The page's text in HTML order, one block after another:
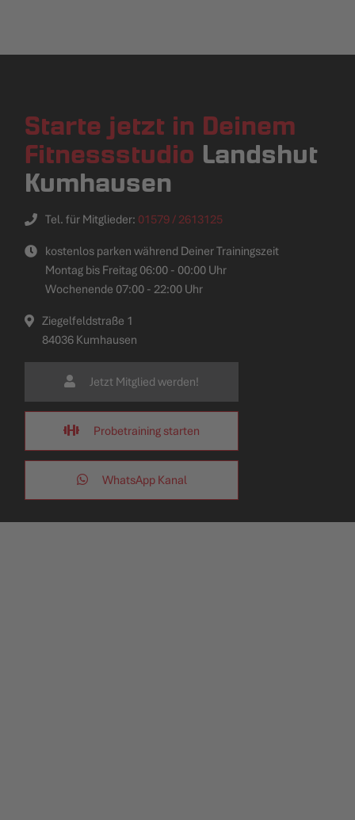
Starte jetzt in Deinem
Fitnessstudio Landshut
Kumhausen
Tel. für Mitglieder: 01579 / 2613125
kostenlos parken während Deiner Trainingszeit
Montag bis Freitag 06:00 - 00:00 Uhr
Wochenende 07:00 - 22:00 Uhr
Ziegelfeldstraße 1
84036 Kumhausen
Jetzt Mitglied werden!
Probetraining starten
WhatsApp Kanal